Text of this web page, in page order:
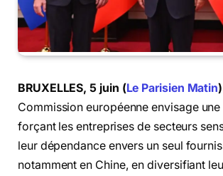
BRUXELLES, 5 juin (Le Parisien Matin)
Commission européenne envisage
forçant les entreprises de secteurs
leur dépendance envers un seul
notamment en Chine, en diversifiant